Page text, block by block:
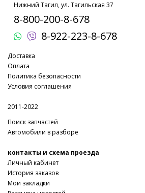
Нижний Тагил, ул. Тагильская 37
8-800-200-8-678
8-922-223-8-678
Доставка
Оплата
Политика безопасности
Условия соглашения
2011-2022
Поиск запчастей
Автомобили в разборе
контакты и схема проезда
Личный кабинет
История заказов
Мои закладки